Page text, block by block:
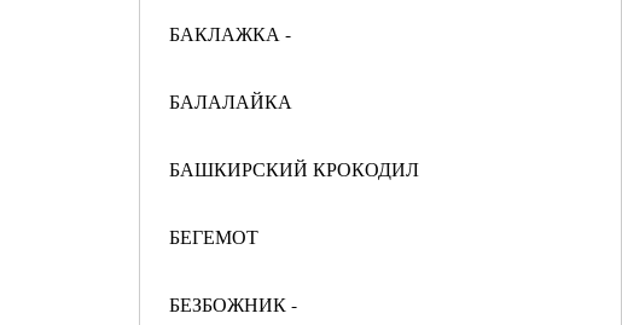
БАКЛАЖКА -
БАЛАЛАЙКА
БАШКИРСКИЙ КРОКОДИЛ
БЕГЕМОТ
БЕЗБОЖНИК -